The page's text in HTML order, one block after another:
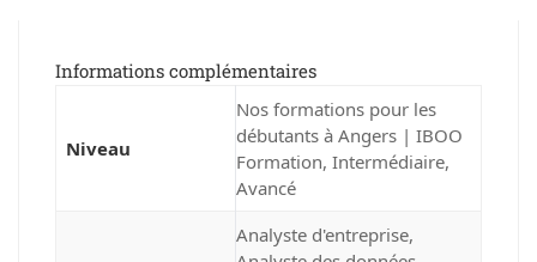
Informations complémentaires
Niveau
Nos formations pour les
débutants à Angers | IBOO
Formation, Intermédiaire,
Avancé
Analyste d'entreprise,